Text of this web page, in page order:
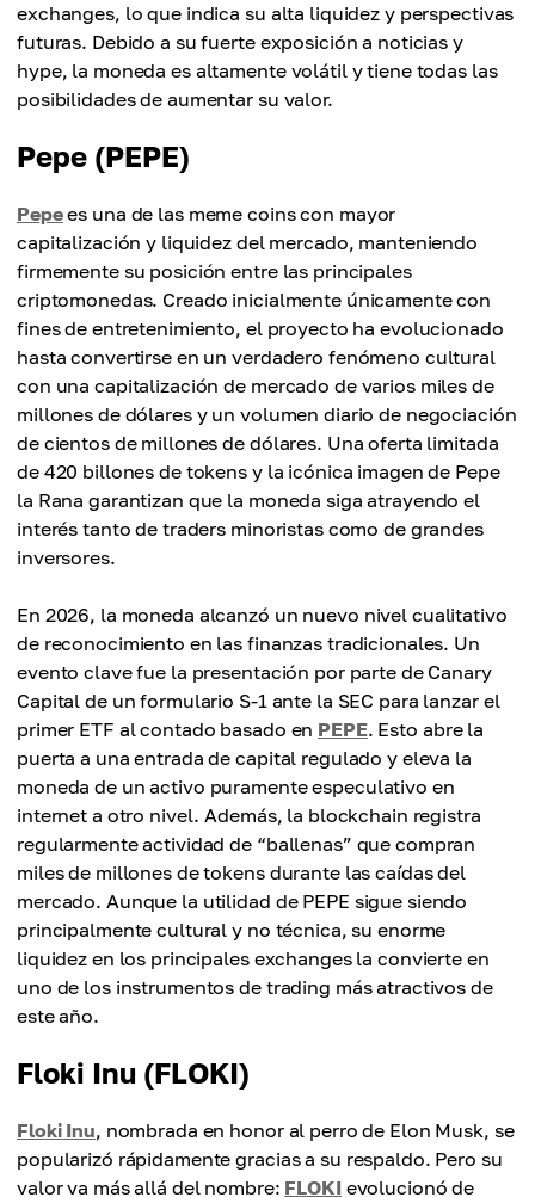
exchanges, lo que indica su alta liquidez y perspectivas
futuras. Debido a su fuerte exposición a noticias y
hype, la moneda es altamente volátil y tiene todas las
posibilidades de aumentar su valor.
Pepe (PEPE)
Pepees una de las meme coins con mayor
capitalización y liquidez del mercado, manteniendo
firmemente su posición entre las principales
criptomonedas. Creado inicialmente únicamente con
fines de entretenimiento, el proyecto ha evolucionado
hasta convertirse en un verdadero fenómeno cultural
con una capitalización de mercado de varios miles de
millones de dólares y un volumen diario de negociación
de cientos de millones de dólares. Una oferta limitada
de 420 billones de tokens y la icónica imagen de Pepe
la Rana garantizan que la moneda siga atrayendo el
interés tanto de traders minoristas como de grandes
inversores.
En 2026, la moneda alcanzó un nuevo nivel cualitativo
de reconocimiento en las finanzas tradicionales. Un
evento clave fue la presentación por parte de Canary
Capital de un formulario S-1 ante la SEC para lanzar el
primer ETF al contado basado en PEPE. Esto abre la
puerta a una entrada de capital regulado y eleva la
moneda de un activo puramente especulativo en
internet a otro nivel. Además, la blockchain registra
regularmente actividad de “ballenas” que compran
miles de millones de tokens durante las caídas del
mercado. Aunque la utilidad de PEPE sigue siendo
principalmente cultural y no técnica, su enorme
liquidez en los principales exchanges la convierte en
uno de los instrumentos de trading más atractivos de
este año.
Floki Inu (FLOKI)
Floki Inu, nombrada en honor al perro de Elon Musk, se
popularizó rápidamente gracias a su respaldo. Pero su
valor va más allá del nombre: FLOKIevolucionó de